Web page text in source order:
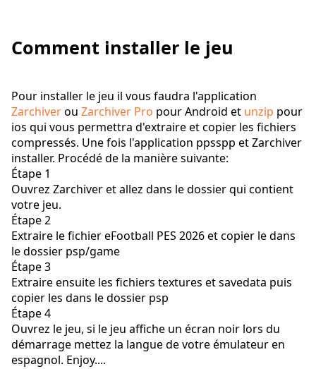
Comment installer le jeu
Pour installer le jeu il vous faudra l'application
Zarchiverou Zarchiver Pro pour Android et unzip pour
ios qui vous permettra d'extraire et copier les fichiers
compressés. Une fois l'application ppsspp et Zarchiver
installer. Procédé de la manière suivante:
Étape 1
Ouvrez Zarchiver et allez dans le dossier qui contient
votre jeu.
Étape 2
Extraire le fichier eFootball PES 2026 et copier le dans
le dossier psp/game
Étape 3
Extraire ensuite les fichiers textures et savedata puis
copier les dans le dossier psp
Étape 4
Ouvrez le jeu, si le jeu affiche un écran noir lors du
démarrage mettez la langue de votre émulateur en
espagnol. Enjoy....